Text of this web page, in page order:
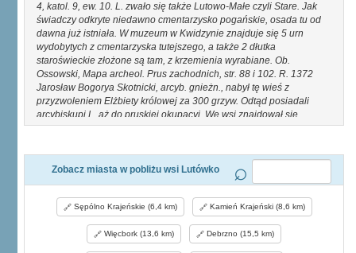
4, katol. 9, ew. 10. L. zwało się także Lutowo-Małe czyli Stare. Jak
świadczy odkryte niedawno cmentarzysko pogańskie, osada tu od
dawna już istniała. W muzeum w Kwidzynie znajduje się 5 urn
wydobytych z cmentarzyska tutejszego, a także 2 dłutka
staroświeckie złożone są tam, z krzemienia wyrabiane. Ob.
Ossowski, Mapa archeol. Prus zachodnich, str. 88 i 102. R. 1372
Jarosław Bogorya Skotnicki, arcyb. gnieżn., nabył tę wieś z
przyzwoleniem Elżbiety królowej za 300 grzyw. Odtąd posiadali
arcybiskupi L. aż do pruskiej okupacyi. We wsi znajdował się
wtenczas folw., osada czynszowa I młyn. Ob. X. Kuj ot, O maj ątkach
Zobacz miasta w pobliżu wsi Lutówko
Sępólno Krajeńskie (6,4 km) Kamień Krajeński (8,6 km)
Więcbork (13,6 km) Debrzno (15,5 km)